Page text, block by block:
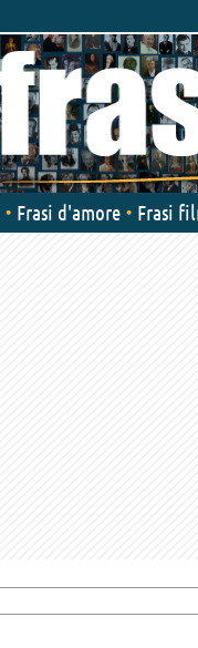
Frasi d'amore Frasi